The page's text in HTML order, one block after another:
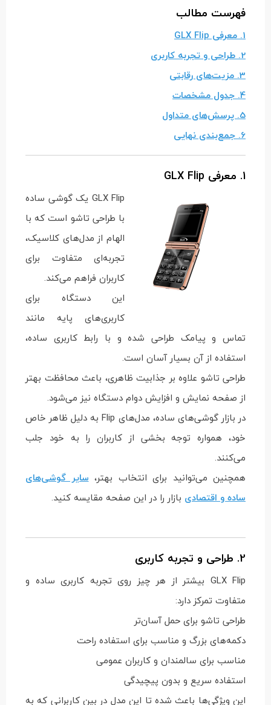
فهرست مطالب
1. معرفی GLX Flip
2. طراحی و تجربه کاربری
3. مزیت‌های رقابتی
4. جدول مشخصات
5. پرسش‌های متداول
6. جمع‌بندی نهایی
1. معرفی GLX Flip
GLX Flip یک گوشی ساده
با طراحی تاشو است که با
الهام از مدل‌های کلاسیک،
تجربه‌ای متفاوت برای
کاربران فراهم می‌کند.
این دستگاه برای
کاربری‌های پایه مانند
تماس و پیامک طراحی شده و با رابط کاربری ساده،
استفاده از آن بسیار آسان است.
طراحی تاشو علاوه بر جذابیت ظاهری، باعث محافظت بهتر
از صفحه نمایش و افزایش دوام دستگاه نیز می‌شود.
در بازار گوشی‌های ساده، مدل‌های Flip به دلیل ظاهر خاص
خود، همواره توجه بخشی از کاربران را به خود جلب
می‌کنند.
همچنین می‌توانید برای انتخاب بهتر،سایر گوشی‌های
ساده و اقتصادی بازار را در این صفحه مقایسه کنید.
2. طراحی و تجربه کاربری
GLX Flip بیشتر از هر چیز روی تجربه کاربری ساده و
متفاوت تمرکز دارد:
طراحی تاشو برای حمل آسان‌تر
دکمه‌های بزرگ و مناسب برای استفاده راحت
مناسب برای سالمندان و کاربران عمومی
استفاده سریع و بدون پیچیدگی
این ویژگی‌ها باعث شده تا این مدل در بین کاربرانی که به